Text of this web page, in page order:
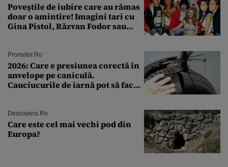
Poveştile de iubire care au rămas
doar o amintire! Imagini tari cu
Gina Pistol, Răzvan Fodor sau
Promotor.ro
2026: Care e presiunea corectă în
anvelope pe caniculă.
Cauciucurile de iarnă pot să facă
Descopera.ro
Care este cel mai vechi pod din
Europa?